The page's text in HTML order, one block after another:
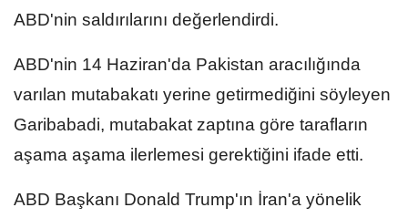
ABD'nin saldırılarını değerlendirdi.
ABD'nin 14 Haziran'da Pakistan aracılığında
varılan mutabakatı yerine getirmediğini söyleyen
Garibabadi, mutabakat zaptına göre tarafların
aşama aşama ilerlemesi gerektiğini ifade etti.
ABD Başkanı Donald Trump'ın İran'a yönelik